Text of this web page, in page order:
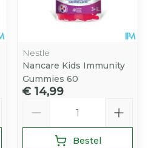
Nestle
Nancare Kids Immunity
Gummies 60
€ 14,99
Bestel